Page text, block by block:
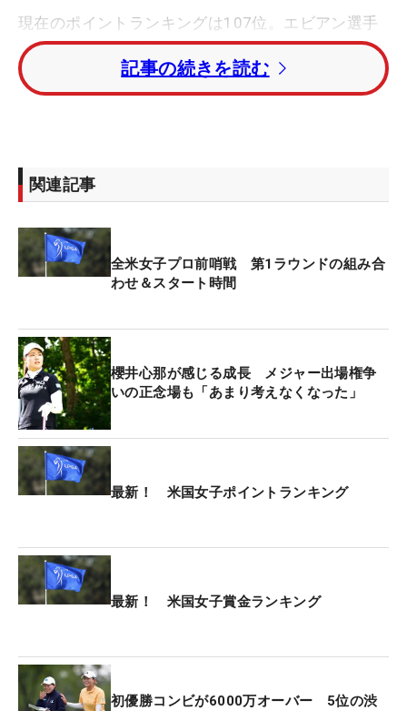
現在のポイントランキングは107位。エビアン選手
権ではリザーブ2番手につけている。「結果は出さ
なきゃいけない大会とは思っていますが、それを変
なプレッシャーとして捉えないようにしたほうが結
先週もそのことは頭にあった。ツアー唯一のダブル
で臨める。また、先輩・吉田優利と組んでプレーで
きることも「いつもの試合より切り替えられると思
った」と、ポイント争いより目の前の一打に集中で
ただ、結果は予選落ち。「チャンスの試合であるか
ら結果を出したかった。それができなかった」と悔
しさをにじませながら、今大会を迎えた。
昨年大会で10位に入った。再びこの地に戻ってきた
が、「なかなか改善せずにここまで来てしまった」
今季の自己最高成績は「みずほアメリカズ・オープ
ン」での25位。昨年から状態の良くなかったショッ
トが、今年に入っても尾を引いている。「去年は調
良くない感じが続いている」と、もどかしさを口に
した。
記事の続きを読む
関連記事
全米女子プロ前哨戦 第1ラウンドの組み合
わせ＆スタート時間
櫻井心那が感じる成長 メジャー出場権争
いの正念場も「あまり考えなくなった」
最新！ 米国女子ポイントランキング
最新！ 米国女子賞金ランキング
初優勝コンビが6000万オーバー 5位の渋